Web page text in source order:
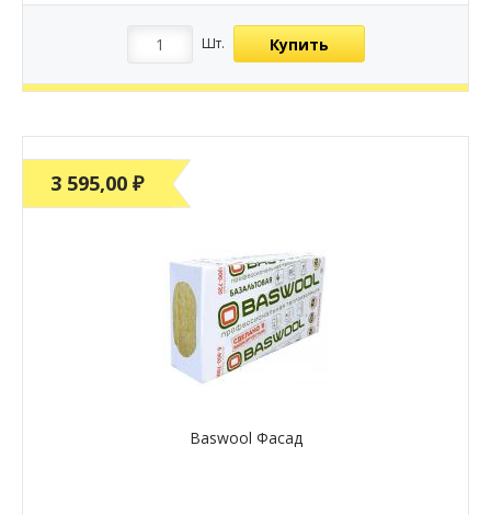
Шт. Купить
3 595,00 ₽
Baswool Фасад